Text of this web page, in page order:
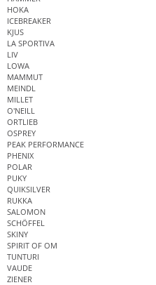
HOKA
ICEBREAKER
KJUS
LA SPORTIVA
LIV
LOWA
MAMMUT
MEINDL
MILLET
O'NEILL
ORTLIEB
OSPREY
PEAK PERFORMANCE
PHENIX
POLAR
PUKY
QUIKSILVER
RUKKA
SALOMON
SCHÖFFEL
SKINY
SPIRIT OF OM
TUNTURI
VAUDE
ZIENER